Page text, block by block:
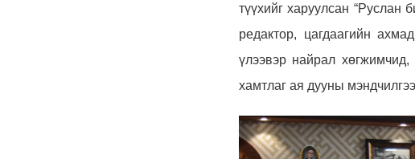
түүхийг харуулсан “Руслан
редактор, цагдаагийн
үлээвэр найрал
хамтлаг ая дууны